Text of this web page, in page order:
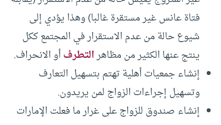
فتاة عانس غير مستقرة غالبا) وهذا يؤدي إلى
شيوع حالة من عدم الاستقرار في المجتمع ككل
ينتج عنها الكثير من مظاهرالتطرفأو الانحراف.
إنشاء جمعيات أهلية تهتم بتسهيل التعارف
وتسهيل إجراءات الزواج لمن يريدون.
إنشاء صندوق للزواج على غرار ما فعلت الإمارات